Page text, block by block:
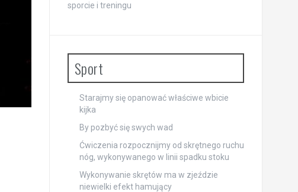
sporcie i treningu
Sport
Starajmy się opanować właściwe wbicie
kijka
By pozbyć się swych wad
Ćwiczenia rozpocznijmy od skrętnego ruchu
nóg, wykonywanego w linii spadku stoku
Wykonywanie skrętów ma w zjeździe
niewielki efekt hamujący